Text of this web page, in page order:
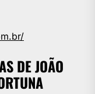
DE JOÃO